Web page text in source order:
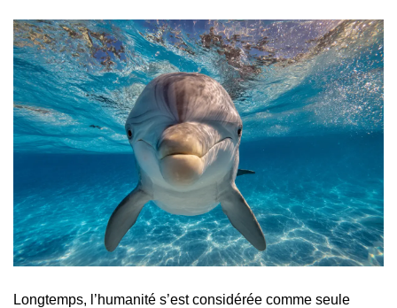
Longtemps, l’humanité s’est considérée comme seule